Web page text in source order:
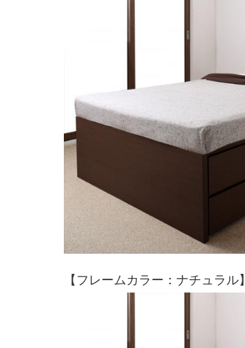
【フレームカラー：ナチュラル】